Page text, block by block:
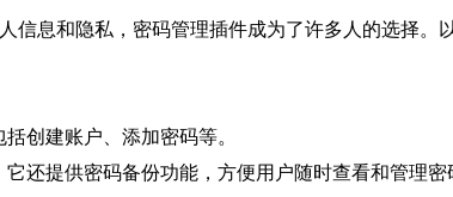
信息和隐私，密码管理插件成为了许多人的选择。
创建账户、添加密码等。
还提供密码备份功能，方便用户随时查看和管理密